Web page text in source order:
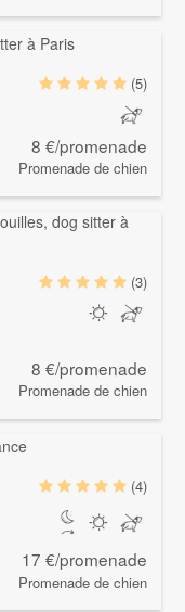
(5)
8 €/promenade
Promenade de chien
(3)
8 €/promenade
Promenade de chien
(4)
17 €/promenade
Promenade de chien